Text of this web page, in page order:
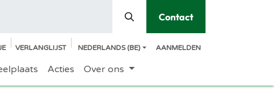
Contact
VERLANGLIJST NEDERLANDS (BE) AANMELDEN
Acties Over ons